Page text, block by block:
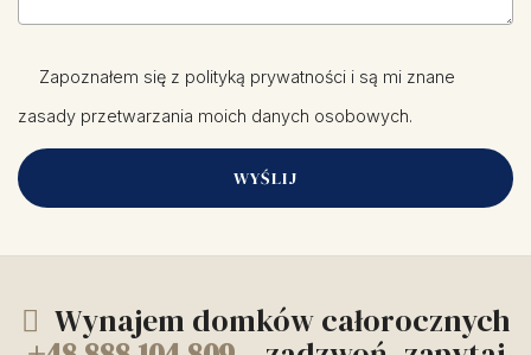
Zapoznałem się z polityką prywatności i są mi znane
zasady przetwarzania moich danych osobowych.
Wynajem domków całorocznych